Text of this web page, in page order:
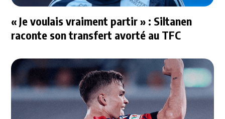
« Je voulais vraiment partir » : Siltanen
raconte son transfert avorté au TFC